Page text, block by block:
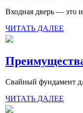
Входная дверь — это
ЧИТАТЬ ДАЛЕЕ
Свайный фундамент
ЧИТАТЬ ДАЛЕЕ